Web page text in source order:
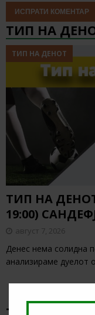
ТИП НА
ТИП НА ДЕНОТ
ТИП НА ДЕНОТ
19:00)
август 7, 2026
Денес нема солидна
анализираме дуелот